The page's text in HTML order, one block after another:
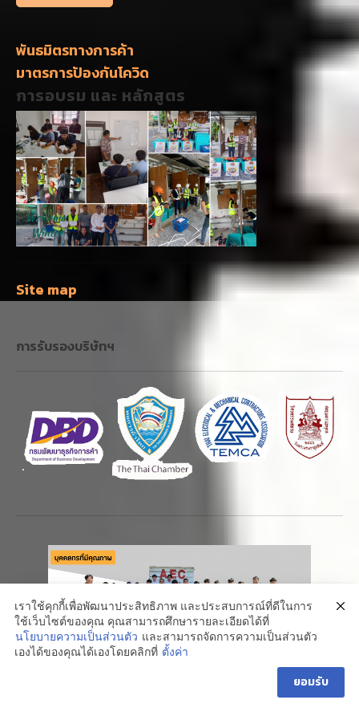
พันธมิตรทางการค้า
มาตรการป้องกันโควิด
การอบรม และ หลักสูตร
Site map
การรับรองบริษัทฯ
เราใช้คุกกี้เพื่อพัฒนาประสิทธิภาพ และประสบการณ์ที่ดีในการ
ใช้เว็บไซต์ของคุณ คุณสามารถศึกษารายละเอียดได้ที่
นโยบายความเป็นส่วนตัว และสามารถจัดการความเป็นส่วนตัว
เองได้ของคุณได้เองโดยคลิกที่ ตั้งค่า
ยอมรับ
O